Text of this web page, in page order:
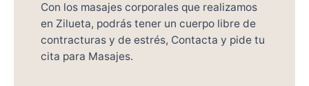
Con los masajes corporales que realizamos
en Zilueta, podrás tener un cuerpo libre de
contracturas y de estrés, Contacta y pide tu
cita para Masajes.